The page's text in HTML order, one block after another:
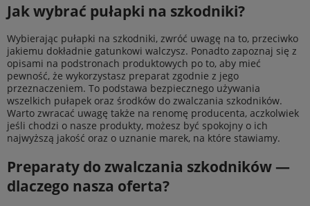
Jak wybrać pułapki na szkodniki?
Wybierając pułapki na szkodniki, zwróć uwagę na to, przeciwko
jakiemu dokładnie gatunkowi walczysz. Ponadto zapoznaj się z
opisami na podstronach produktowych po to, aby mieć
pewność, że wykorzystasz preparat zgodnie z jego
przeznaczeniem. To podstawa bezpiecznego używania
wszelkich pułapek oraz środków do zwalczania szkodników.
Warto zwracać uwagę także na renomę producenta, aczkolwiek
jeśli chodzi o nasze produkty, możesz być spokojny o ich
najwyższą jakość oraz o uznanie marek, na które stawiamy.
Preparaty do zwalczania szkodników —
dlaczego nasza oferta?